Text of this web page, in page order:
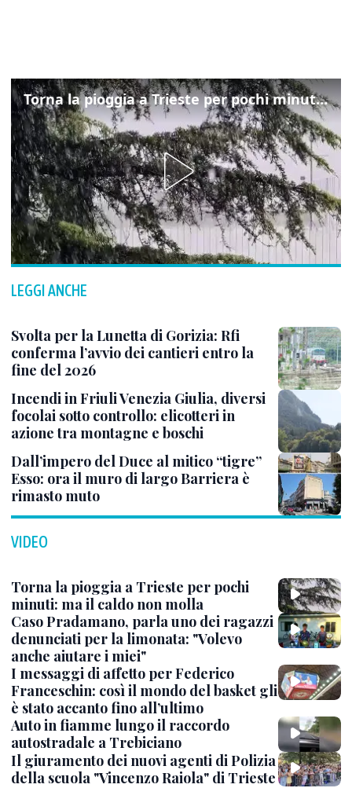
Torna la pioggia a Trieste per pochi minuti: ma il caldo non molla
LEGGI ANCHE
Svolta per la Lunetta di Gorizia: Rfi
conferma l’avvio dei cantieri entro la
fine del 2026
Incendi in Friuli Venezia Giulia, diversi
focolai sotto controllo: elicotteri in
azione tra montagne e boschi
Dall’impero del Duce al mitico “tigre”
Esso: ora il muro di largo Barriera è
rimasto muto
VIDEO
Torna la pioggia a Trieste per pochi
minuti: ma il caldo non molla
Caso Pradamano, parla uno dei ragazzi
denunciati per la limonata: "Volevo
anche aiutare i miei"
I messaggi di affetto per Federico
Franceschin: così il mondo del basket gli
è stato accanto fino all’ultimo
Auto in fiamme lungo il raccordo
autostradale a Trebiciano
Il giuramento dei nuovi agenti di Polizia
della scuola "Vincenzo Raiola" di Trieste